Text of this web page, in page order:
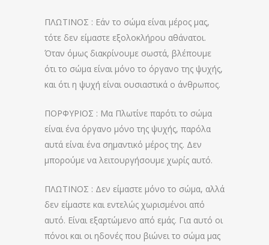
ΠΛΩΤΙΝΟΣ : Εάν το σώμα είναι μέρος μας,
τότε δεν είμαστε εξολοκλήρου αθάνατοι.
Όταν όμως διακρίνουμε σωστά, βλέπουμε
ότι το σώμα είναι μόνο το όργανο της ψυχής,
και ότι η ψυχή είναι ουσιαστικά ο άνθρωπος.
ΠΟΡΦΥΡΙΟΣ : Μα Πλωτίνε παρότι το σώμα
είναι ένα όργανο μόνο της ψυχής, παρόλα
αυτά είναι ένα σημαντικό μέρος της. Δεν
μπορούμε να λειτουργήσουμε χωρίς αυτό.
ΠΛΩΤΙΝΟΣ : Δεν είμαστε μόνο το σώμα, αλλά
δεν είμαστε και εντελώς χωρισμένοι από
αυτό. Είναι εξαρτώμενο από εμάς. Για αυτό οι
πόνοι και οι ηδονές που βιώνει το σώμα μας